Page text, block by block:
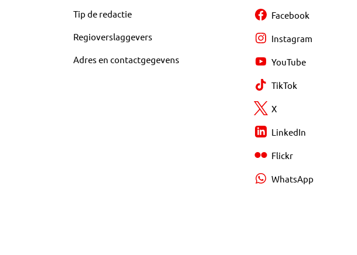
Tip de redactie
Regioverslaggevers
Adres en contactgegevens
Facebook
Instagram
YouTube
TikTok
X
LinkedIn
Flickr
WhatsApp